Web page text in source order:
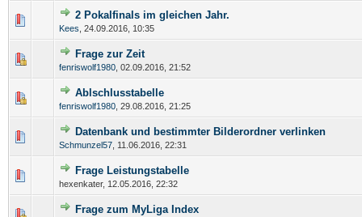
2 Pokalfinals im gleichen Jahr.
Kees 24.09.2016, 10:35
Frage zur Zeit
fenriswolf1980 02.09.2016, 21:52
Ablschlusstabelle
fenriswolf1980 29.08.2016, 21:25
Datenbank und bestimmter Bilderordner verlinken
Schmunzel57 11.06.2016, 22:31
Frage Leistungstabelle
hexenkater, 12.05.2016, 22:32
Frage zum MyLiga Index